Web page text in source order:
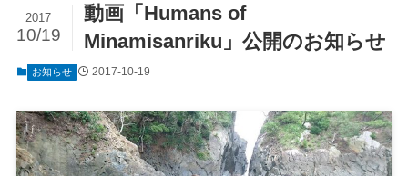
動画「Humans of
Minamisanriku」公開のお知らせ
2017
10/19
お知らせ 2017-10-19